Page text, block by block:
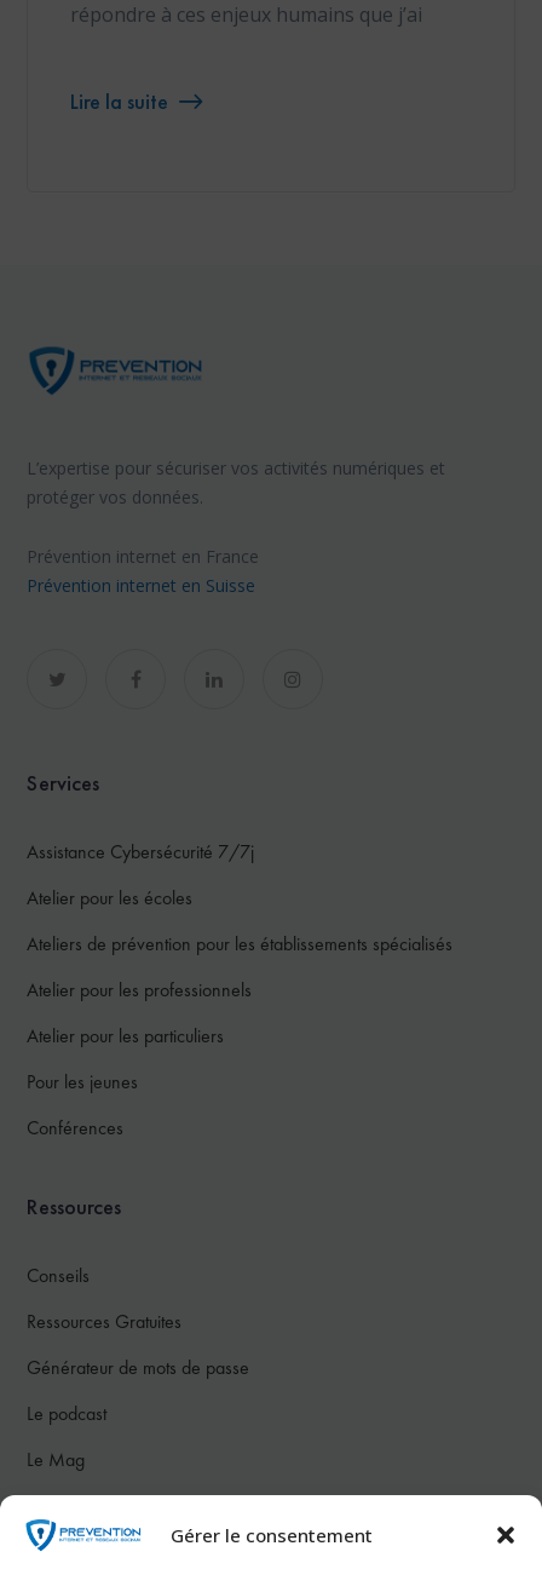
Gérer le consentement
répondre à ces enjeux humains que j’ai
Lire la suite
L’expertise pour sécuriser vos activités numériques et
protéger vos données.
Prévention internet en France
Prévention internet en Suisse
Services
Assistance Cybersécurité 7/7j
Atelier pour les écoles
Ateliers de prévention pour les établissements spécialisés
Atelier pour les professionnels
Atelier pour les particuliers
Pour les jeunes
Conférences
Ressources
Conseils
Ressources Gratuites
Générateur de mots de passe
Le podcast
Le Mag